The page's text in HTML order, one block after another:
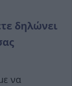
δηλώνει
να